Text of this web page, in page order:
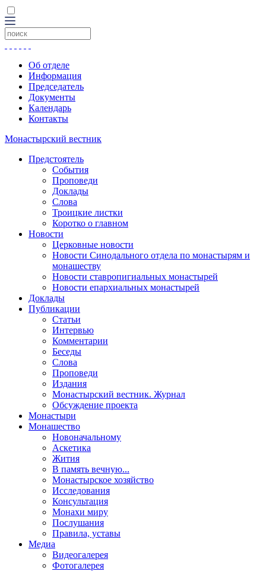
Об отделе
Информация
Председатель
Документы
Календарь
Контакты
Монастырский вестник
Предстоятель
События
Проповеди
Доклады
Слова
Троицкие листки
Коротко о главном
Новости
Церковные новости
Новости Синодального отдела по монастырям и
монашеству
Новости ставропигиальных монастырей
Новости епархиальных монастырей
Доклады
Публикации
Статьи
Интервью
Комментарии
Беседы
Слова
Проповеди
Издания
Монастырский вестник. Журнал
Обсуждение проекта
Монастыри
Монашество
Новоначальному
Аскетика
Жития
В память вечную...
Монастырское хозяйство
Исследования
Консультация
Монахи миру
Послушания
Правила, уставы
Медиа
Видеогалерея
Фотогалерея